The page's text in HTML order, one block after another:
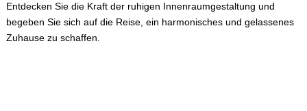
Entdecken Sie die Kraft der ruhigen Innenraumgestaltung und
begeben Sie sich auf die Reise, ein harmonisches und gelassenes
Zuhause zu schaffen.